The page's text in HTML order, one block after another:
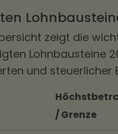
zeigt die
Lohnbausteine
und steuerlicher
/ Grenze